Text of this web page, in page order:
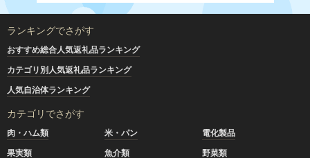
ランキングでさがす
おすすめ総合人気返礼品ランキング
カテゴリ別人気返礼品ランキング
人気自治体ランキング
カテゴリでさがす
肉・ハム類 米・パン
電化製品
果実類
魚介類
野菜類